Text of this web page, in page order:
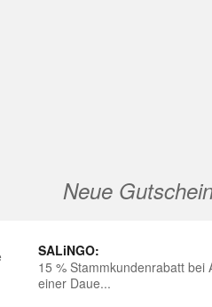
Neue
SALiNGO:
15 % Stammkundenrabatt bei
einer Daue...